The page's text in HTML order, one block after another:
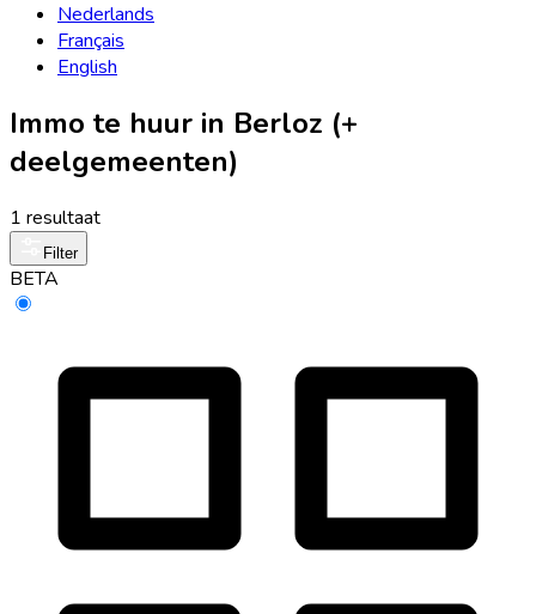
Nederlands
Français
English
Immo te huur in Berloz (+
deelgemeenten)
1 resultaat
Filter
BETA